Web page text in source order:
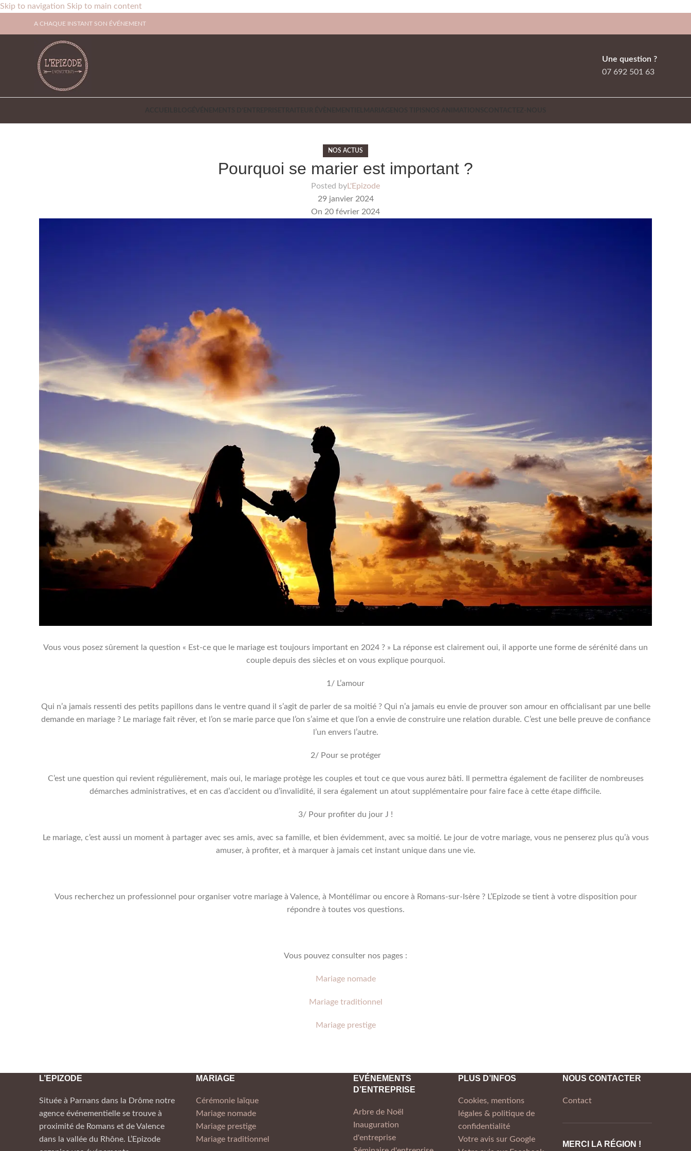
Skip to navigation Skip to main content
A CHAQUE INSTANT SON ÉVÉNEMENT
Une question ?
07 692 501 63
NOS ACTUS
Pourquoi se marier est important ?
Posted byL'Epizode
29 janvier 2024
On 20 février 2024
Vous vous posez sûrement la question « Est-ce que le mariage est toujours important en 2024 ? » La réponse est clairement oui, il apporte une forme de sérénité dans un
couple depuis des siècles et on vous explique pourquoi.
1/ L’amour
Qui n’a jamais ressenti des petits papillons dans le ventre quand il s’agit de parler de sa moitié ? Qui n’a jamais eu envie de prouver son amour en officialisant par une belle
demande en mariage ? Le mariage fait rêver, et l’on se marie parce que l’on s’aime et que l’on a envie de construire une relation durable. C’est une belle preuve de confiance
l’un envers l’autre.
2/ Pour se protéger
C’est une question qui revient régulièrement, mais oui, le mariage protège les couples et tout ce que vous aurez bâti. Il permettra également de faciliter de nombreuses
démarches administratives, et en cas d’accident ou d’invalidité, il sera également un atout supplémentaire pour faire face à cette étape difficile.
3/ Pour profiter du jour J !
Le mariage, c’est aussi un moment à partager avec ses amis, avec sa famille, et bien évidemment, avec sa moitié. Le jour de votre mariage, vous ne penserez plus qu’à vous
amuser, à profiter, et à marquer à jamais cet instant unique dans une vie.
Vous recherchez un professionnel pour organiser votre mariage à Valence, à Montélimar ou encore à Romans-sur-Isère ? L’Epizode se tient à votre disposition pour
répondre à toutes vos questions.
Vous pouvez consulter nos pages :
Mariage nomade
Mariage traditionnel
Mariage prestige
L’EPIZODE
Située à Parnans dans la Drôme notre
agence événementielle se trouve à
proximité de Romans et de Valence
dans la vallée du Rhône. L’Epizode
MARIAGE
Cérémonie laïque
Mariage nomade
Mariage prestige
Mariage traditionnel
EVÉNEMENTS
D’ENTREPRISE
Arbre de Noël
Inauguration
d'entreprise
PLUS D’INFOS
Cookies, mentions
légales & politique de
confidentialité
Votre avis sur Google
NOUS CONTACTER
Contact
MERCI LA RÉGION !